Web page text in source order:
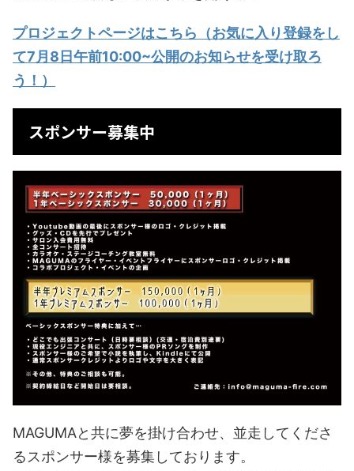
プロジェクトページはこちら（お気に入り登録をし
て7月8日午前10:00~公開のお知らせを受け取ろ
う！）
スポンサー募集中
MAGUMAと共に夢を掛け合わせ、並走してくださ
るスポンサー様を募集しております。